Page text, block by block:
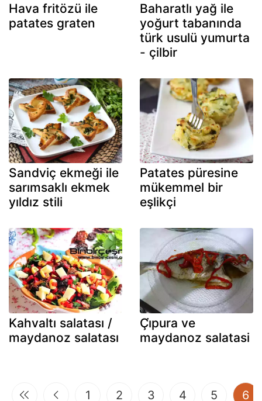
Hava fritözü ile
patates graten
Baharatlı yağ ile
yoğurt tabanında
türk usulü yumurta
- çilbir
Sandviç ekmeği ile
sarımsaklı ekmek
yıldız stili
Patates püresine
mükemmel bir
eşlikçi
Kahvaltı salatası /
maydanoz salatası
Çi̇pura ve
maydanoz salatasi
1 2 3 4 5 6